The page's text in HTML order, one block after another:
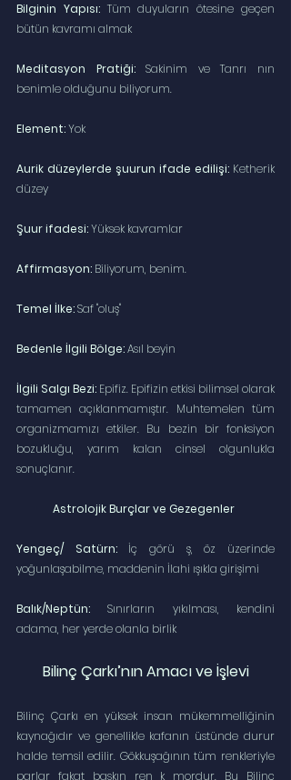
Bilginin Yapısı: Tüm duyuların ötesine geçen
bütün kavramı almak
Meditasyon Pratiği: Sakinim ve Tanrı nın
benimle olduğunu biliyorum.
Element: Yok
Aurik düzeylerde şuurun ifade edilişi: Ketherik
düzey
Şuur ifadesi: Yüksek kavramlar
Affirmasyon: Biliyorum, benim.
Temel İlke: Saf "oluş"
Bedenle İlgili Bölge: Asıl beyin
İlgili Salgı Bezi: Epifiz. Epifizin etkisi bilimsel olarak
tamamen açıklanmamıştır. Muhtemelen tüm
organizmamızı etkiler. Bu bezin bir fonksiyon
bozukluğu, yarım kalan cinsel olgunlukla
sonuçlanır.
Astrolojik Burçlar ve Gezegenler
Yengeç/ Satürn: İç görü ş, öz üzerinde
yoğunlaşabilme, maddenin İlahi ışıkla girişimi
Balık/Neptün: Sınırların yıkılması, kendini
adama, her yerde olanla birlik
Bilinç Çarkı’nın Amacı ve İşlevi
Bilinç Çarkı en yüksek insan mükemmelliğinin
kaynağıdır ve genellikle kafanın üstünde durur
halde temsil edilir. Gökkuşağının tüm renkleriyle
parlar fakat baskın ren k mordur. Bu Bilinç